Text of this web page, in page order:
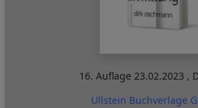
16. Auflage23.02.2023 ,
Ullstein Buchverlage